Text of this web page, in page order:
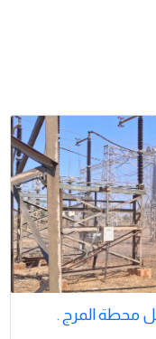
محطة المرج .